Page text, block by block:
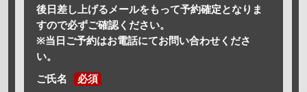
後日差し上げるメールをもって予約確定となりま
すので必ずご確認ください。
※当日ご予約はお電話にてお問い合わせくださ
い。
ご氏名 必須